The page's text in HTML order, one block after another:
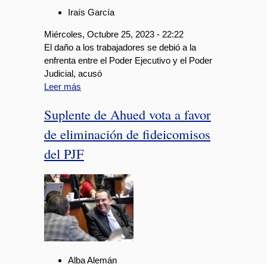
Iraís García
Miércoles, Octubre 25, 2023 - 22:22
El daño a los trabajadores se debió a la
enfrenta entre el Poder Ejecutivo y el Poder
Judicial, acusó
Leer más
Suplente de Ahued vota a favor
de eliminación de fideicomisos
del PJF
Alba Alemán